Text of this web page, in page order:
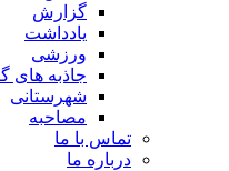
گزارش
یادداشت
ورزشی
جاذبه
شهرستانی
مصاحبه
تماس با ما
درباره ما